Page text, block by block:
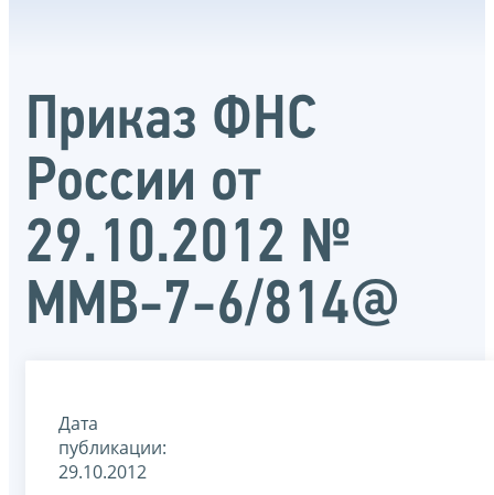
Приказ ФНС
России от
29.10.2012 №
ММВ-7-6/814@
Дата
публикации:
29.10.2012